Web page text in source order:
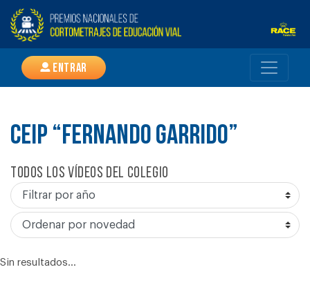
Entrar
CEIP “FERNANDO GARRIDO”
Todos los vídeos del colegio
Sin resultados...